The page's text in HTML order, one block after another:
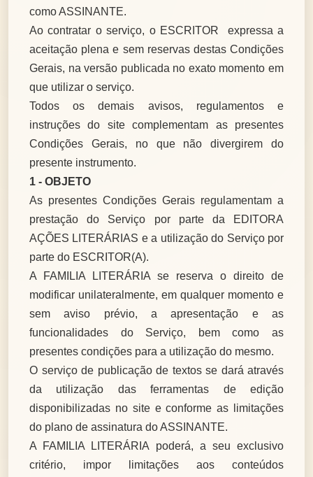
como ASSINANTE.
Ao contratar o serviço, o ESCRITOR expressa a
aceitação plena e sem reservas destas Condições
Gerais, na versão publicada no exato momento em
que utilizar o serviço.
Todos os demais avisos, regulamentos e
instruções do site complementam as presentes
Condições Gerais, no que não divergirem do
presente instrumento.
1 - OBJETO
As presentes Condições Gerais regulamentam a
prestação do Serviço por parte da EDITORA
AÇÕES LITERÁRIAS e a utilização do Serviço por
parte do ESCRITOR(A).
A FAMILIA LITERÁRIA se reserva o direito de
modificar unilateralmente, em qualquer momento e
sem aviso prévio, a apresentação e as
funcionalidades do Serviço, bem como as
presentes condições para a utilização do mesmo.
O serviço de publicação de textos se dará através
da utilização das ferramentas de edição
disponibilizadas no site e conforme as limitações
do plano de assinatura do ASSINANTE.
A FAMILIA LITERÁRIA poderá, a seu exclusivo
critério, impor limitações aos conteúdos